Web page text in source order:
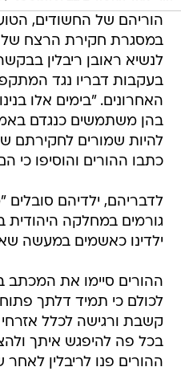
הוריהם של החשודים,
במסגרת חקירת הרצח של
לנשיא ראובן ריבלין
בעקבות דבריו נגד
האחרונים. "בימים אלו
בהן משתמשים כנגדם
להיות שמורים לחקירתם
כתבו ההורים והוסיפו כי
לדבריהם, ילדיהם
גורמים במחלקה
ילדינו כאשמים במעשה
ההורים סיימו את המכתב
לכולם כי תמיד דלתך
קשבת ורגישה לכלל
בכל פה להיפגש איתך
ההורים פנו לריבלין